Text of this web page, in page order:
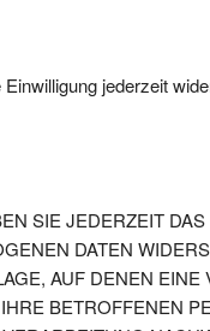
jederzeit
SIE JEDERZEIT
DATEN
AUF DENEN EINE
BETROFFENEN